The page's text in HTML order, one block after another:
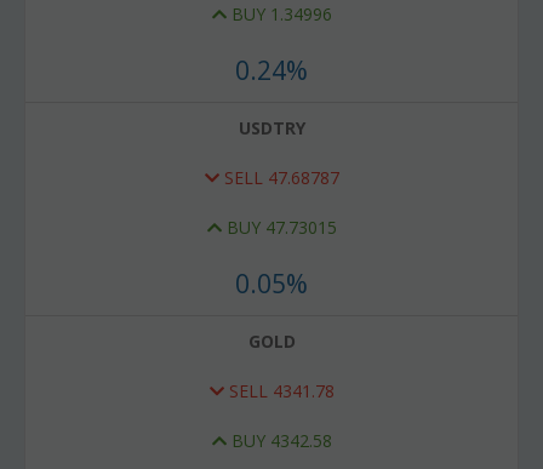
BUY 1.34996
0.24%
USDTRY
SELL 47.68787
BUY 47.73015
0.05%
GOLD
SELL 4341.78
BUY 4342.58